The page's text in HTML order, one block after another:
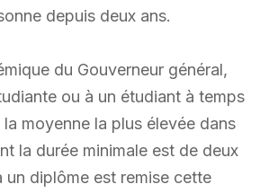
depuis deux ans.
du Gouverneur général,
ou à un étudiant à temps
moyenne la plus élevée dans
la durée minimale est de deux
un diplôme est remise cette